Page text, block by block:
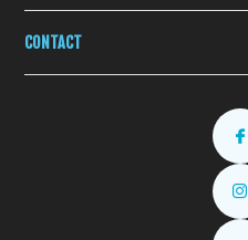
CONTACT